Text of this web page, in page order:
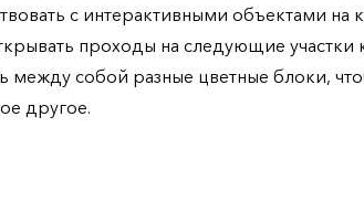
с интерактивными объектами на
проходы на следующие участки
собой разные цветные блоки,
другое.